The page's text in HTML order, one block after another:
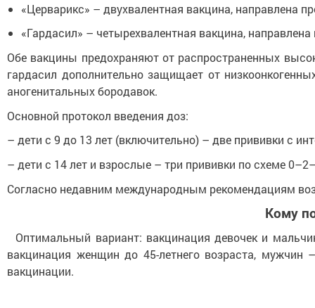
«Церварикс» – двухвалентная вакцина, направлена
«Гардасил» – четырехвалентная вакцина, направлена
Обе вакцины предохраняют от распространенных
гардасил дополнительно защищает от
аногенитальных бородавок.
Основной протокол введения доз:
– дети с 9 до 13 лет (включительно) – две прививки с
– дети с 14 лет и взрослые – три прививки по схеме
Согласно недавним международным рекомендациям
Кому
Оптимальный вариант: вакцинация девочек и
вакцинация женщин до 45-летнего возраста, мужчин
вакцинации.